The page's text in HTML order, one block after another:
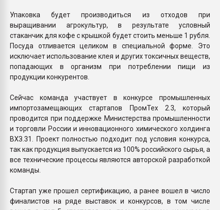
Упаковка будет производиться из отходов при
выращивании агрокультур, в результате условный
стаканчик для кофе с крышкой будет стоить меньше 1 рубля.
Посуда отливается целиком в специальной форме. Это
исключает использование клея и других токсичных веществ,
попадающих в организм при потреблении пищи из
продукции конкурентов.
Сейчас команда участвует в конкурсе промышленных
импортозамещающих стартапов ПромТех 2.3, который
проводится при поддержке Министерства промышленности
и торговли России и инновационного химического холдинга
ВХЗ.31. Проект полностью подходит под условия конкурса,
так как продукция выпускается из 100% российского сырья, а
все технические процессы являются авторской разработкой
команды.
Стартап уже прошел сертификацию, а ранее вошел в число
финалистов на ряде выставок и конкурсов, в том числе